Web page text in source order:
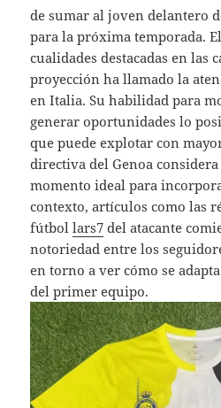
de sumar al joven delantero
para la próxima temporada.
cualidades destacadas en las
proyección ha llamado la
en Italia. Su habilidad para
generar oportunidades lo
que puede explotar con
directiva del Genoa considera
momento ideal para
contexto, artículos como las
fútbollars7 del atacante
notoriedad entre los
en torno a ver cómo se
del primer equipo.